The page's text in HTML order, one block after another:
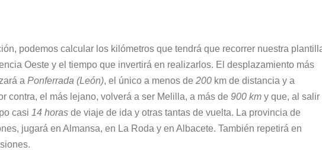
podemos calcular los kilómetros que tendrá que recorrer nuestra
Oeste y el tiempo que invertirá en realizarlos. El desplazamiento más
a Ponferrada (León), el único a menos de 200 km de distancia y a
contra, el más lejano, volverá a ser Melilla, a más de 900 km y que, al salir
casi 14 horas de viaje de ida y otras tantas de vuelta. La provincia de
jugará en Almansa, en La Roda y en Albacete. También repetirá en